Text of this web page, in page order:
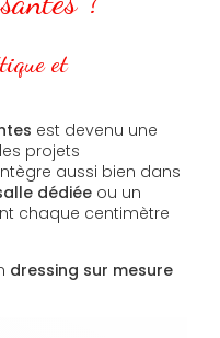
et
est devenu une
projets
aussi bien dans
dédiée ou un
chaque centimètre
dressing sur mesure